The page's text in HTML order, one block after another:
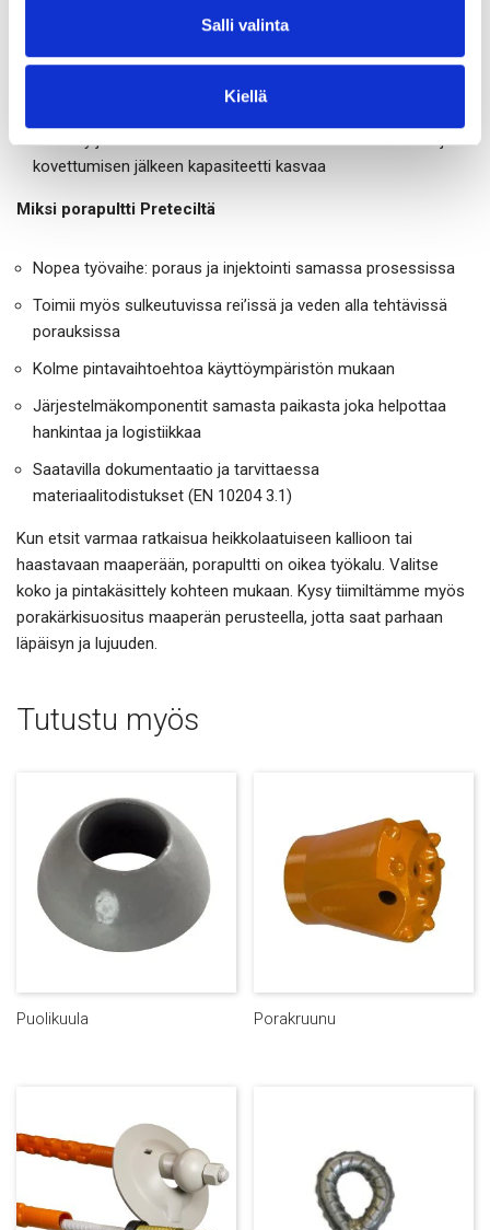
Salli valinta
Kiellä
Pultti ja valittu porakärki kiinnitetään poralaitteeseen
Poraus etenee ja onttoa tankoa pitkin syötetään laasti
Laasti täyttää porareiän ja pultin sisäosan
Aluslevy ja mutteri kiristetään. Rakenne alkaa kantaa heti ja
kovettumisen jälkeen kapasiteetti kasvaa
Miksi porapultti Preteciltä
Nopea työvaihe: poraus ja injektointi samassa prosessissa
Toimii myös sulkeutuvissa rei’issä ja veden alla tehtävissä
porauksissa
Kolme pintavaihtoehtoa käyttöympäristön mukaan
Järjestelmäkomponentit samasta paikasta joka helpottaa
hankintaa ja logistiikkaa
Saatavilla dokumentaatio ja tarvittaessa
materiaalitodistukset (EN 10204 3.1)
Kun etsit varmaa ratkaisua heikkolaatuiseen kallioon tai
haastavaan maaperään, porapultti on oikea työkalu. Valitse
koko ja pintakäsittely kohteen mukaan. Kysy tiimiltämme myös
porakärkisuositus maaperän perusteella, jotta saat parhaan
läpäisyn ja lujuuden.
Tutustu myös
Puolikuula Porakruunu